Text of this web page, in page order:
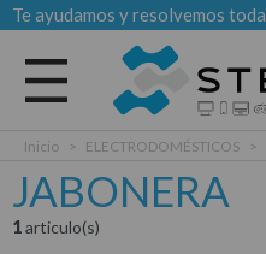
Te ayudamos y resolvemos
Todas las categorias
Inicio > ELECTRODOMÉSTICOS >
JABONERA
1articulo(s)